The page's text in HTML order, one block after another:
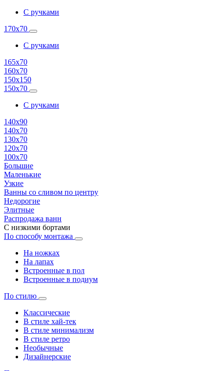
С ручками
170х70
С ручками
165х70
160х70
150х150
150х70
С ручками
140х90
140х70
130х70
120х70
100х70
Большие
Маленькие
Узкие
Ванны со сливом по центру
Недорогие
Элитные
Распродажа ванн
С низкими бортами
По способу монтажа
На ножках
На лапах
Встроенные в пол
Встроенные в подиум
По стилю
Классические
В стиле хай-тек
В стиле минимализм
В стиле ретро
Необычные
Дизайнерские